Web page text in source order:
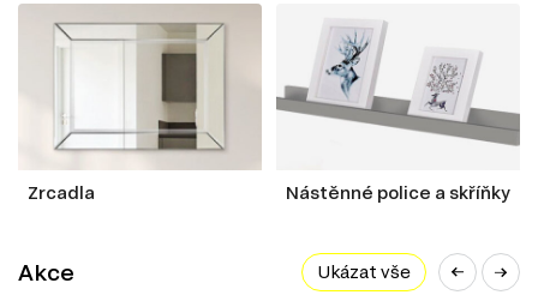
Zrcadla Nástěnné police a skříňky
Akce Ukázat vše